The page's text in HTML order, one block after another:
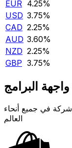
EUR 4.25‎%‎
USD 3.75‎%‎
CAD 2.25‎%‎
AUD 3.60‎%‎
NZD 2.25‎%‎
GBP 3.75‎%‎
مصدر أسعار الفئة التجارية لأكثر من 300 شركة في جميع أنحاء
العالم